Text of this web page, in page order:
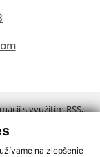
na zlepšenie
s využitím RSS,
stránok
domény